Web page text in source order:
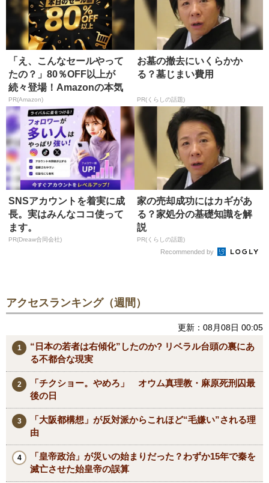
「え、こんなセールやって
たの？」80％OFF以上が
続々登場！Amazonの本気
が...
PR(Amazon)
お墓の撤去にいくらかか
る？墓じまい費用
PR(くらしの話題)
SNSアカウントを着実に成
長。実はみんなココ使って
ます。
PR(Dreaw合同会社)
家の売却成功にはカギがあ
る？家処分の基礎知識を解
説
PR(くらしの話題)
Recommended by
アクセスランキング（週間）
更新：08月08日 00:05
“日本の若者は右傾化”したのか? リベラル台頭の裏にあ
る不都合な現実
「チクショー。やめろ」 オウム真理教・麻原死刑囚最
後の日
「大阪都構想」が反対派からこれほど“毛嫌い”される理
由
「皇帝政治」が災いの始まりだった？わずか15年で秦を
滅亡させた始皇帝の誤算